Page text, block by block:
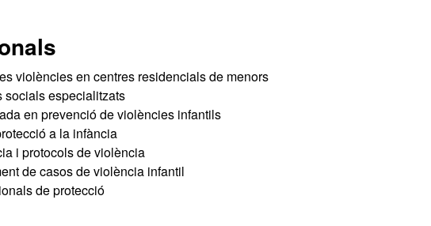
violències en centres residencials de menors
socials especialitzats
en prevenció de violències infantils
a la infància
i protocols de violència
de casos de violència infantil
de protecció